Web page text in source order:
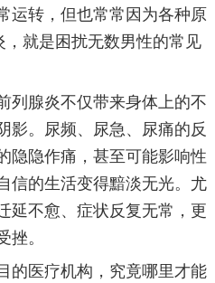
运转，但也常常因为各种原
就是困扰无数男性的常见
列腺炎不仅带来身体上的不
影。尿频、尿急、尿痛的反
隐隐作痛，甚至可能影响性
信的生活变得黯淡无光。尤
延不愈、症状反复无常，更
。
的医疗机构，究竟哪里才能